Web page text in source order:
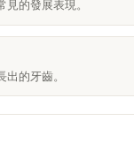
的發展表現。
的牙齒。